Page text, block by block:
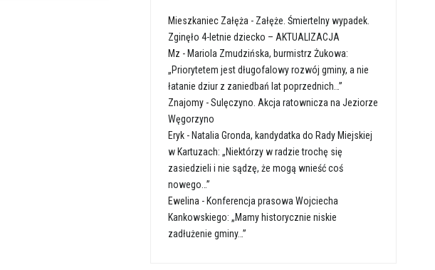
Mieszkaniec Załęża - Załęże. Śmiertelny wypadek.
Zginęło 4-letnie dziecko – AKTUALIZACJA
Mz - Mariola Zmudzińska, burmistrz Żukowa:
„Priorytetem jest długofalowy rozwój gminy, a nie
łatanie dziur z zaniedbań lat poprzednich…”
Znajomy -Sulęczyno. Akcja ratownicza na Jeziorze
Węgorzyno
Eryk - Natalia Gronda, kandydatka do Rady Miejskiej
w Kartuzach: „Niektórzy w radzie trochę się
zasiedzieli i nie sądzę, że mogą wnieść coś
nowego…”
Ewelina - Konferencja prasowa Wojciecha
Kankowskiego: „Mamy historycznie niskie
zadłużenie gminy…”